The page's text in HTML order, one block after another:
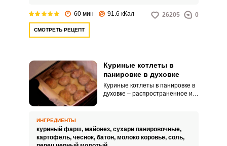
60 мин 91.6 кКал 26205 0
СМОТРЕТЬ РЕЦЕПТ
Куриные котлеты в
панировке в духовке
Куриные котлеты в панировке в
духовке – распространенное и
блюдо готовится не на
сковороде, а запекается в
духовке.
ИНГРЕДИЕНТЫ
куриный фарш, майонез, сухари панировочные,
картофель, чеснок, батон, молоко коровье, соль,